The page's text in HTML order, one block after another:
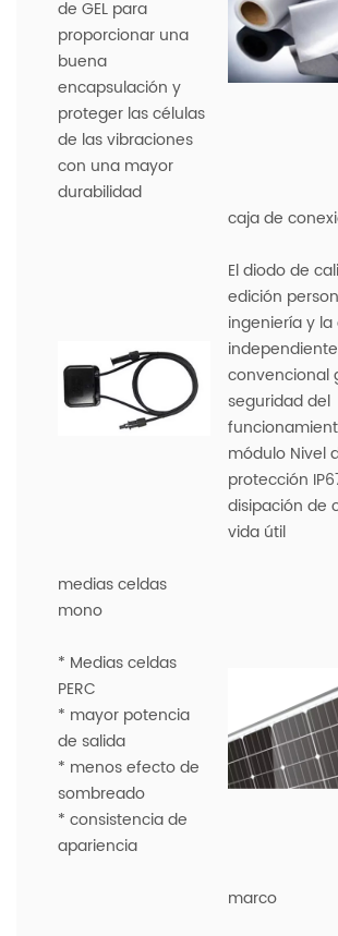
de GEL para
proporcionar una
buena
encapsulación y
proteger las células
de las vibraciones
con una mayor
durabilidad
caja de
El diodo de
edición
ingeniería y la
independiente
convencional
seguridad del
módulo Nivel
protección
disipación de
vida útil
medias celdas
mono
* Medias celdas
PERC
* mayor potencia
de salida
* menos efecto de
sombreado
* consistencia de
apariencia
marco